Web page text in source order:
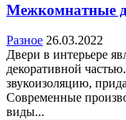
Межкомнатные
Разное 26.03.2022
Двери в интерьере
декоративной
звукоизоляцию,
Современные
виды...